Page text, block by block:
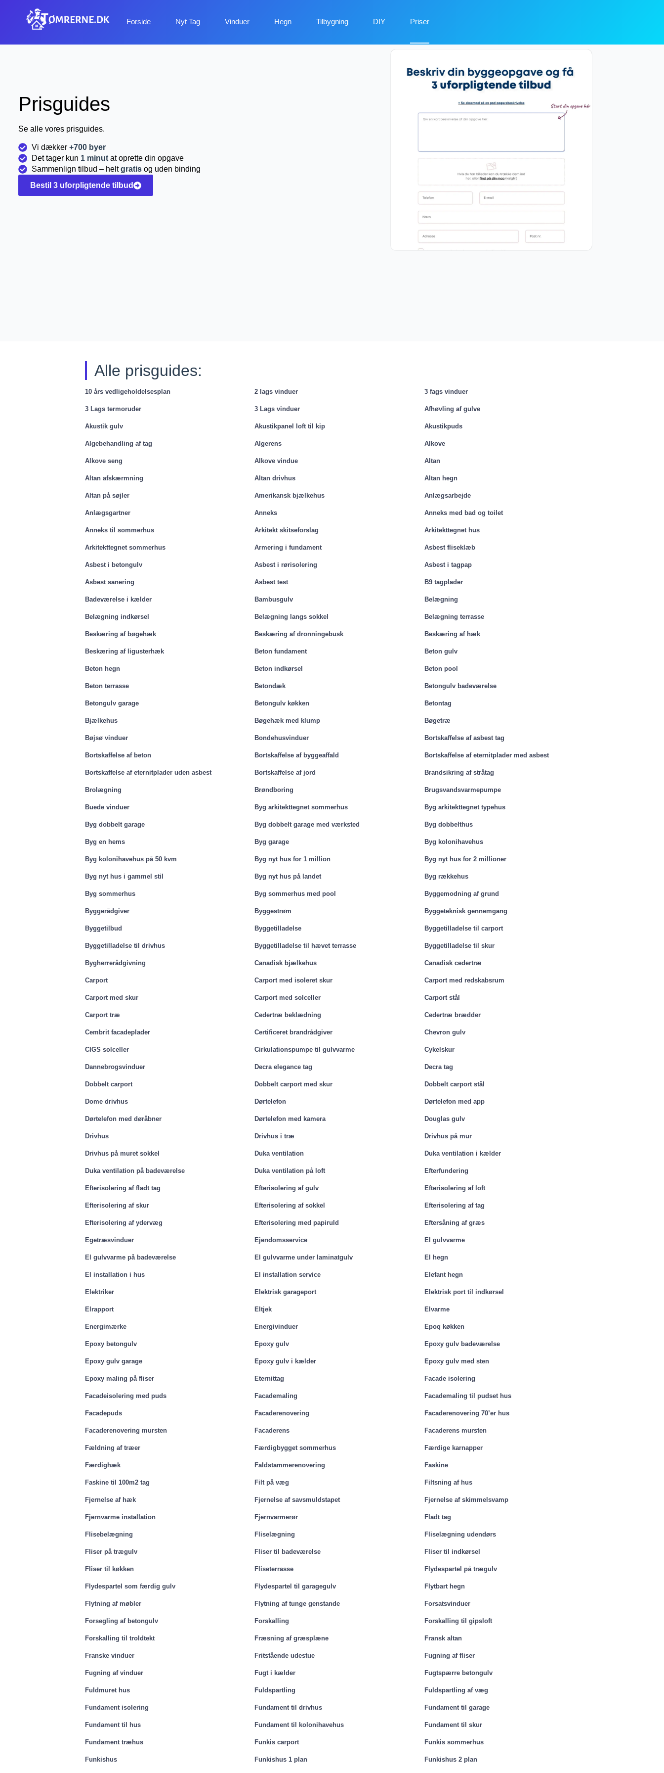
Forside Nyt Tag Vinduer Hegn Tilbygning DIY Priser
Prisguides
Se alle vores prisguides.
Vi dækker+700 byer
Det tager kun 1 minut at oprette din opgave
Sammenlign tilbud – heltgratis og uden binding
Bestil 3 uforpligtende tilbud
Alle prisguides:
10 års vedligeholdelsesplan 2 lags vinduer 3 fags vinduer
3 Lags termoruder 3 Lags vinduer Afhøvling af gulve
Akustik gulv Akustikpanel loft til kip Akustikpuds
Algebehandling af tag Algerens Alkove
Alkove seng Alkove vindue Altan
Altan afskærmning Altan drivhus Altan hegn
Altan på søjler Amerikansk bjælkehus Anlægsarbejde
Anlægsgartner Anneks Anneks med bad og toilet
Anneks til sommerhus Arkitekt skitseforslag Arkitekttegnet hus
Arkitekttegnet sommerhus Armering i fundament Asbest fliseklæb
Asbest i betongulv Asbest i rørisolering Asbest i tagpap
Asbest sanering Asbest test B9 tagplader
Badeværelse i kælder Bambusgulv Belægning
Belægning indkørsel Belægning langs sokkel Belægning terrasse
Beskæring af bøgehæk Beskæring af dronningebusk Beskæring af hæk
Beskæring af ligusterhæk Beton fundament Beton gulv
Beton hegn Beton indkørsel Beton pool
Beton terrasse Betondæk Betongulv badeværelse
Betongulv garage Betongulv køkken Betontag
Bjælkehus Bøgehæk med klump Bøgetræ
Bøjsø vinduer Bondehusvinduer Bortskaffelse af asbest tag
Bortskaffelse af beton Bortskaffelse af byggeaffald Bortskaffelse af eternitplader med asbest
Bortskaffelse af eternitplader uden asbest Bortskaffelse af jord Brandsikring af stråtag
Brolægning Brøndboring Brugsvandsvarmepumpe
Buede vinduer Byg arkitekttegnet sommerhus Byg arkitekttegnet typehus
Byg dobbelt garage Byg dobbelt garage med værksted Byg dobbelthus
Byg en hems Byg garage Byg kolonihavehus
Byg kolonihavehus på 50 kvm Byg nyt hus for 1 million Byg nyt hus for 2 millioner
Byg nyt hus i gammel stil Byg nyt hus på landet Byg rækkehus
Byg sommerhus Byg sommerhus med pool Byggemodning af grund
Byggerådgiver Byggestrøm Byggeteknisk gennemgang
Byggetilbud Byggetilladelse Byggetilladelse til carport
Byggetilladelse til drivhus Byggetilladelse til hævet terrasse Byggetilladelse til skur
Bygherrerådgivning Canadisk bjælkehus Canadisk cedertræ
Carport Carport med isoleret skur Carport med redskabsrum
Carport med skur Carport med solceller Carport stål
Carport træ Cedertræ beklædning Cedertræ brædder
Cembrit facadeplader Certificeret brandrådgiver Chevron gulv
CIGS solceller Cirkulationspumpe til gulvvarme Cykelskur
Dannebrogsvinduer Decra elegance tag Decra tag
Dobbelt carport Dobbelt carport med skur Dobbelt carport stål
Dome drivhus Dørtelefon Dørtelefon med app
Dørtelefon med døråbner Dørtelefon med kamera Douglas gulv
Drivhus Drivhus i træ Drivhus på mur
Drivhus på muret sokkel Duka ventilation Duka ventilation i kælder
Duka ventilation på badeværelse Duka ventilation på loft Efterfundering
Efterisolering af fladt tag Efterisolering af gulv Efterisolering af loft
Efterisolering af skur Efterisolering af sokkel Efterisolering af tag
Efterisolering af ydervæg Efterisolering med papiruld Eftersåning af græs
Egetræsvinduer Ejendomsservice El gulvvarme
El gulvvarme på badeværelse El gulvvarme under laminatgulv El hegn
El installation i hus El installation service Elefant hegn
Elektriker Elektrisk garageport Elektrisk port til indkørsel
Elrapport Eltjek Elvarme
Energimærke Energivinduer Epoq køkken
Epoxy betongulv Epoxy gulv Epoxy gulv badeværelse
Epoxy gulv garage Epoxy gulv i kælder Epoxy gulv med sten
Epoxy maling på fliser Eternittag Facade isolering
Facadeisolering med puds Facademaling Facademaling til pudset hus
Facadepuds Facaderenovering Facaderenovering 70’er hus
Facaderenovering mursten Facaderens Facaderens mursten
Fældning af træer Færdigbygget sommerhus Færdige karnapper
Færdighæk Faldstammerenovering Faskine
Faskine til 100m2 tag Filt på væg Filtsning af hus
Fjernelse af hæk Fjernelse af savsmuldstapet Fjernelse af skimmelsvamp
Fjernvarme installation Fjernvarmerør Fladt tag
Flisebelægning Fliselægning Fliselægning udendørs
Fliser på trægulv Fliser til badeværelse Fliser til indkørsel
Fliser til køkken Fliseterrasse Flydespartel på trægulv
Flydespartel som færdig gulv Flydespartel til garagegulv Flytbart hegn
Flytning af møbler Flytning af tunge genstande Forsatsvinduer
Forsegling af betongulv Forskalling Forskalling til gipsloft
Forskalling til troldtekt Fræsning af græsplæne Fransk altan
Franske vinduer Fritstående udestue Fugning af fliser
Fugning af vinduer Fugt i kælder Fugtspærre betongulv
Fuldmuret hus Fuldspartling Fuldspartling af væg
Fundament isolering Fundament til drivhus Fundament til garage
Fundament til hus Fundament til kolonihavehus Fundament til skur
Fundament træhus Funkis carport Funkis sommerhus
Funkishus Funkishus 1 plan Funkishus 2 plan